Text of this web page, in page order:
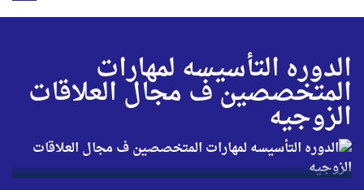
الدوره التأسيسه لمهارات
المتخصصين ف مجال العلاقات
الزوجيه